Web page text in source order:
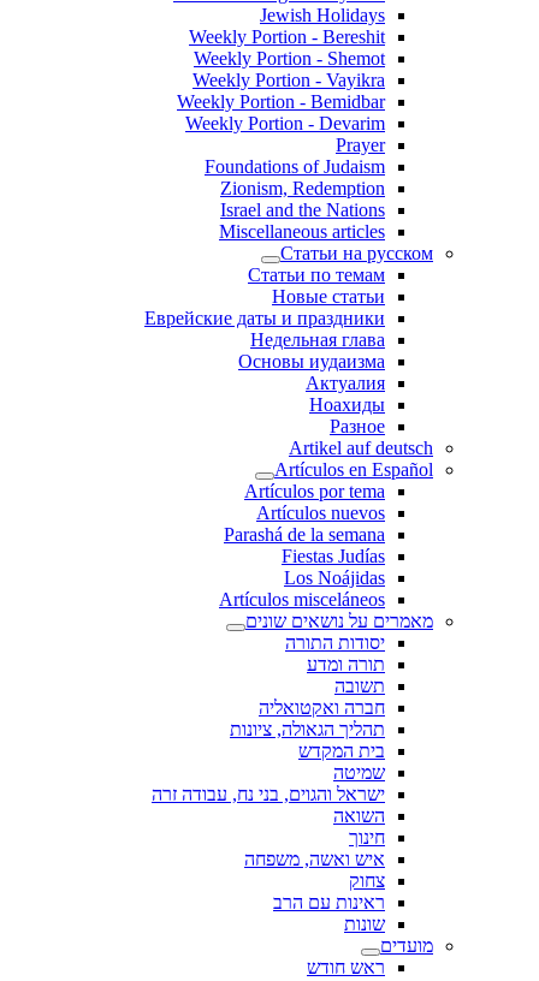
Jewish Holidays
Weekly Portion - Bereshit
Weekly Portion - Shemot
Weekly Portion - Vayikra
Weekly Portion - Bemidbar
Weekly Portion - Devarim
Prayer
Foundations of Judaism
Zionism, Redemption
Israel and the Nations
Miscellaneous articles
Статьи на русском
Статьи по темам
Новые статьи
Еврейские даты и праздники
Недельная глава
Основы иудаизма
Актуалия
Ноахиды
Разное
Artikel auf deutsch
Artículos en Español
Artículos por tema
Artículos nuevos
Parashá de la semana
Fiestas Judías
Los Noájidas
Artículos misceláneos
מאמרים על נושאים שונים
יסודות התורה
תורה ומדע
תשובה
חברה ואקטואליה
תהליך הגאולה, ציונות
בית המקדש
שמיטה
ישראל והגוים, בני נח, עבודה זרה
השואה
חינוך
איש ואשה, משפחה
צחוק
ראינות עם הרב
שונות
מועדים
ראש חודש